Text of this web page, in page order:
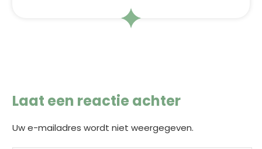
Laat een reactie achter
Uw e-mailadres wordt niet weergegeven.